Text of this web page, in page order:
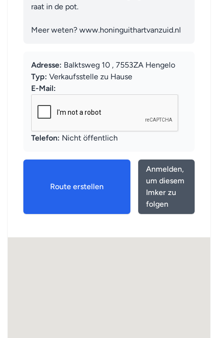
raat in de pot.
Meer weten? www.honinguithartvanzuid.nl
Adresse: Balktsweg 10 , 7553ZA Hengelo
Typ: Verkaufsstelle zu Hause
E-Mail:
Telefon: Nicht öffentlich
Route erstellen
Anmelden,
um diesem
Imker zu
folgen